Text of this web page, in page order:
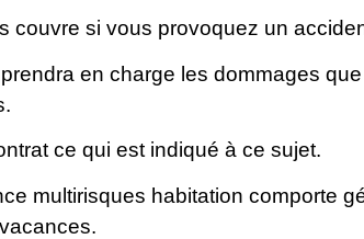
couvre si vous provoquez un
en charge les dommages
ce qui est indiqué à ce sujet.
multirisques habitation comporte